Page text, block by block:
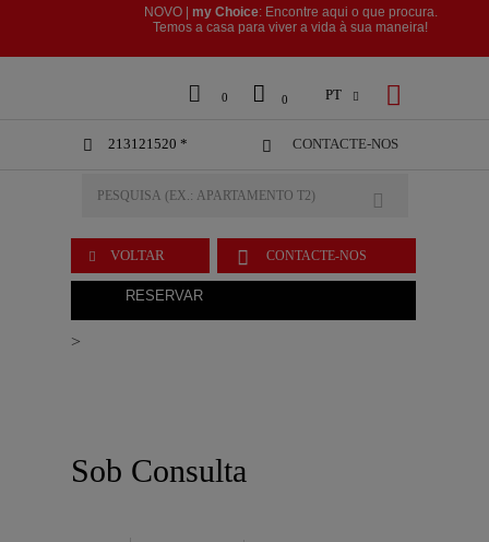
PT  
CONTACTE-NOS
 0  0
 213121520 * 
NOVO | my Choice: Encontre aqui o que procura.
​​​​​​​Temos a casa para viver a vida à sua maneira!
>
Sob Consulta
 VOLTAR  CONTACTE-NOS
RESERVAR